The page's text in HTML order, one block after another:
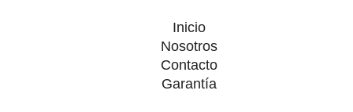
Inicio
Nosotros
Contacto
Garantía